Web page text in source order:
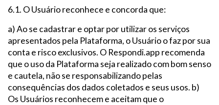
6.1. O Usuário reconhece e concorda que:
a) Ao se cadastrar e optar por utilizar os serviços
apresentados pela Plataforma, o Usuário o faz por sua
conta e risco exclusivos. O Respondi.app recomenda
que o uso da Plataforma seja realizado com bom senso
e cautela, não se responsabilizando pelas
consequências dos dados coletados e seus usos. b)
Os Usuários reconhecem e aceitam que o